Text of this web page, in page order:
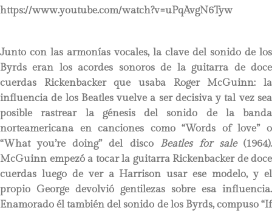
https://www.youtube.com/watch?v=uPqAvgN6Tyw
Junto con las armonías vocales, la clave del sonido de los
Byrds eran los acordes sonoros de la guitarra de doce
cuerdas Rickenbacker que usaba Roger McGuinn: la
influencia de los Beatles vuelve a ser decisiva y tal vez sea
posible rastrear la génesis del sonido de la banda
norteamericana en canciones como “Words of love” o
“What you’re doing” del disco Beatles for sale(1964).
McGuinn empezó a tocar la guitarra Rickenbacker de doce
cuerdas luego de ver a Harrison usar ese modelo, y el
propio George devolvió gentilezas sobre esa influencia.
Enamorado él también del sonido de los Byrds, compuso “If